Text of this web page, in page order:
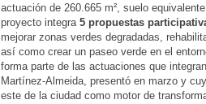
actuación de 260.665 m², suelo
proyecto integra 5 propuestas
mejorar zonas verdes degradadas,
así como crear un paseo verde en el
forma parte de las actuaciones que
Martínez-Almeida, presentó en marzo y
este de la ciudad como motor de